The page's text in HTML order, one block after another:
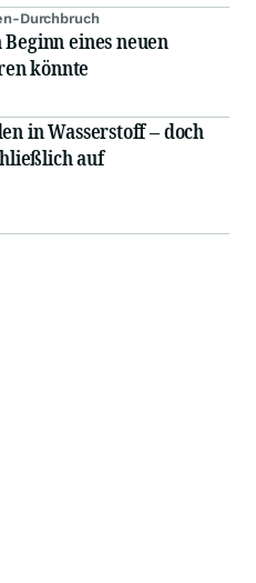
Durchbruch
eines neuen
könnte
in Wasserstoff – doch
auf